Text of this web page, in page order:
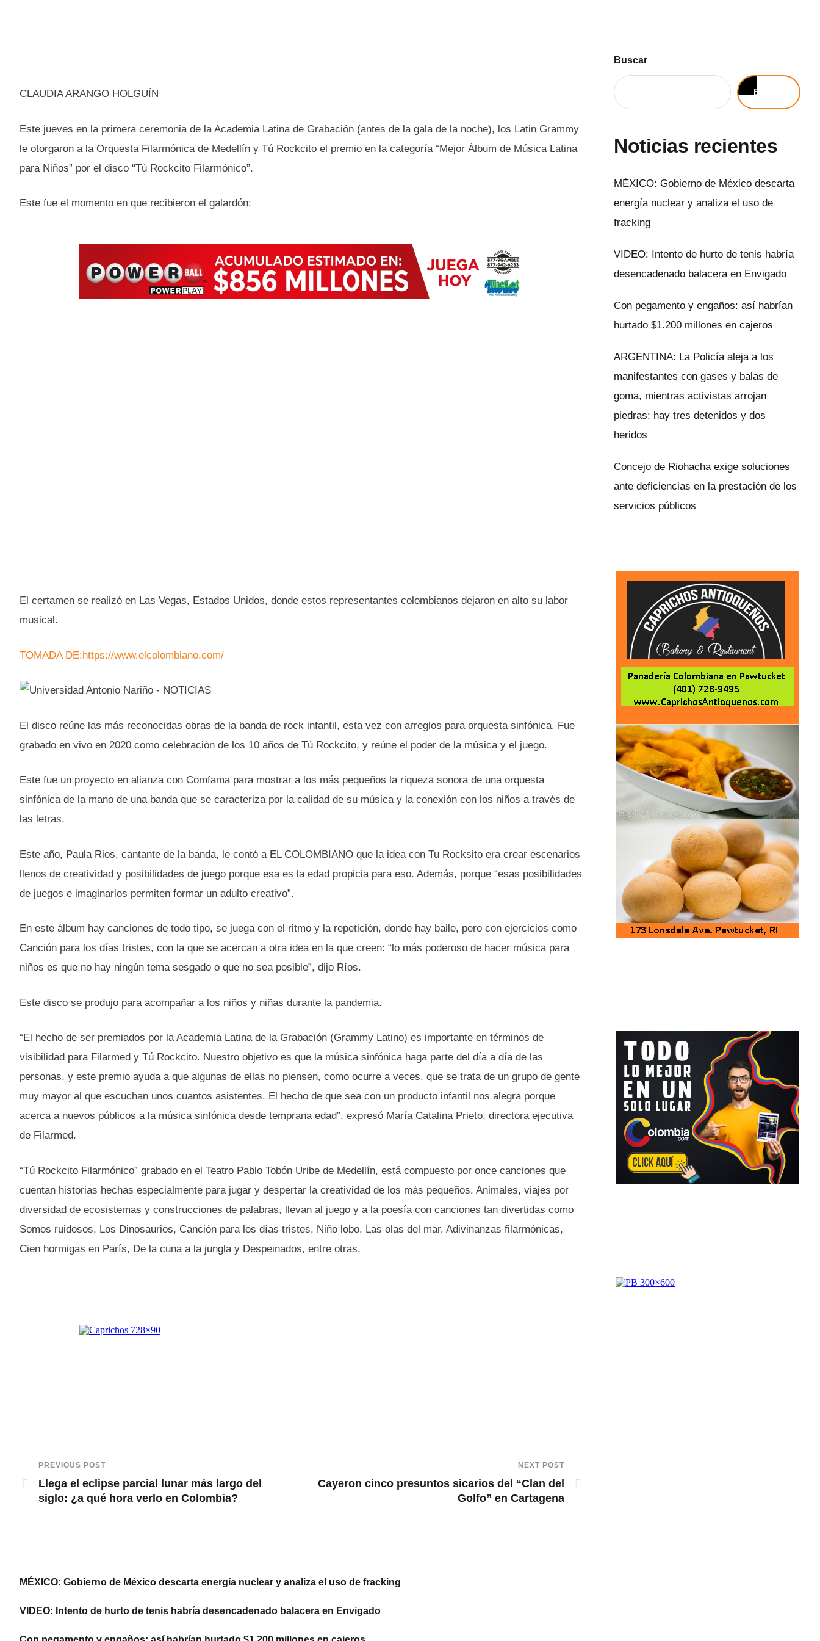
CLAUDIA ARANGO HOLGUÍN
Este jueves en la primera ceremonia de la Academia Latina de Grabación (antes de la gala de la noche), los Latin Grammy
le otorgaron a la Orquesta Filarmónica de Medellín y Tú Rockcito el premio en la categoría “Mejor Álbum de Música Latina
para Niños” por el disco “Tú Rockcito Filarmónico”.
Este fue el momento en que recibieron el galardón:
El certamen se realizó en Las Vegas, Estados Unidos, donde estos representantes colombianos dejaron en alto su labor
musical.
TOMADA DE:https://www.elcolombiano.com/
El disco reúne las más reconocidas obras de la banda de rock infantil, esta vez con arreglos para orquesta sinfónica. Fue
grabado en vivo en 2020 como celebración de los 10 años de Tú Rockcito, y reúne el poder de la música y el juego.
Este fue un proyecto en alianza con Comfama para mostrar a los más pequeños la riqueza sonora de una orquesta
sinfónica de la mano de una banda que se caracteriza por la calidad de su música y la conexión con los niños a través de
las letras.
Este año, Paula Rios, cantante de la banda, le contó a EL COLOMBIANO que la idea con Tu Rocksito era crear escenarios
llenos de creatividad y posibilidades de juego porque esa es la edad propicia para eso. Además, porque “esas posibilidades
de juegos e imaginarios permiten formar un adulto creativo”.
En este álbum hay canciones de todo tipo, se juega con el ritmo y la repetición, donde hay baile, pero con ejercicios como
Canción para los días tristes, con la que se acercan a otra idea en la que creen: “lo más poderoso de hacer música para
niños es que no hay ningún tema sesgado o que no sea posible”, dijo Ríos.
Este disco se produjo para acompañar a los niños y niñas durante la pandemia.
“El hecho de ser premiados por la Academia Latina de la Grabación (Grammy Latino) es importante en términos de
visibilidad para Filarmed y Tú Rockcito. Nuestro objetivo es que la música sinfónica haga parte del día a día de las
personas, y este premio ayuda a que algunas de ellas no piensen, como ocurre a veces, que se trata de un grupo de gente
muy mayor al que escuchan unos cuantos asistentes. El hecho de que sea con un producto infantil nos alegra porque
acerca a nuevos públicos a la música sinfónica desde temprana edad”, expresó María Catalina Prieto, directora ejecutiva
de Filarmed.
“Tú Rockcito Filarmónico” grabado en el Teatro Pablo Tobón Uribe de Medellín, está compuesto por once canciones que
cuentan historias hechas especialmente para jugar y despertar la creatividad de los más pequeños. Animales, viajes por
diversidad de ecosistemas y construcciones de palabras, llevan al juego y a la poesía con canciones tan divertidas como
Somos ruidosos, Los Dinosaurios, Canción para los días tristes, Niño lobo, Las olas del mar, Adivinanzas filarmónicas,
Cien hormigas en París, De la cuna a la jungla y Despeinados, entre otras.
PREVIOUS POST
Llega el eclipse parcial lunar más largo del
siglo: ¿a qué hora verlo en Colombia?
NEXT POST
Cayeron cinco presuntos sicarios del “Clan del
Golfo” en Cartagena
MÉXICO: Gobierno de México descarta energía nuclear y analiza el uso de fracking
VIDEO: Intento de hurto de tenis habría desencadenado balacera en Envigado
Buscar
Buscar
Noticias recientes
MÉXICO: Gobierno de México descarta
energía nuclear y analiza el uso de
fracking
VIDEO: Intento de hurto de tenis habría
desencadenado balacera en Envigado
Con pegamento y engaños: así habrían
hurtado $1.200 millones en cajeros
ARGENTINA: La Policía aleja a los
manifestantes con gases y balas de
goma, mientras activistas arrojan
piedras: hay tres detenidos y dos
heridos
Concejo de Riohacha exige soluciones
ante deficiencias en la prestación de los
servicios públicos